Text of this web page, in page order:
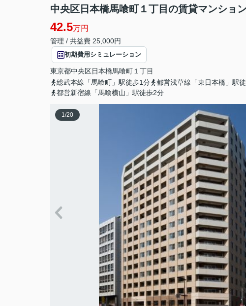
中央区日本橋馬喰町１丁目の賃貸マンション
42.5万円
管理 / 共益費 25,000円
初期費用シミュレーション
東京都中央区日本橋馬喰町 １丁目
総武本線「馬喰町」駅徒歩1分
都営浅草線「東日本橋」駅
都営新宿線「馬喰横山」駅徒歩2分
1/20